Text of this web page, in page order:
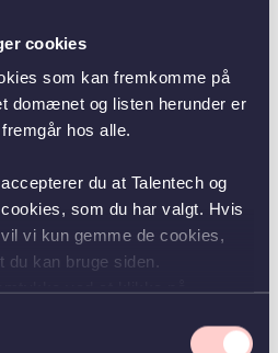
cookies
som kan fremkomme på
domænet og listen herunder er
hos alle.
du at Talentech og
som du har valgt. Hvis
vi kun gemme de cookies,
du kan bruge siden.